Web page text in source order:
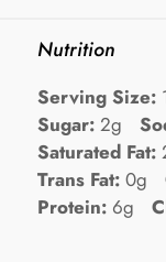
Nutrition
Serving Size:
Sugar: 2g
Saturated Fat:
Trans Fat: 0g
Protein: 6g